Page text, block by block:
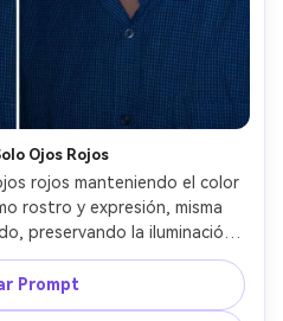
Ojos Rojos
rojos manteniendo el color
rostro y expresión, misma
preservando la iluminación
mantén reflejos y evita
la esclera --ar 4:5
Prompt